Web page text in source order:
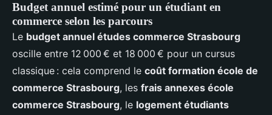
Budget annuel estimé pour un étudiant en
commerce selon les parcours
Le budget annuel études commerce Strasbourg
oscille entre 12 000 € et 18 000 € pour un cursus
classique : cela comprend le coût formation école de
commerce Strasbourg, les frais annexes école
commerce Strasbourg, le logement étudiants